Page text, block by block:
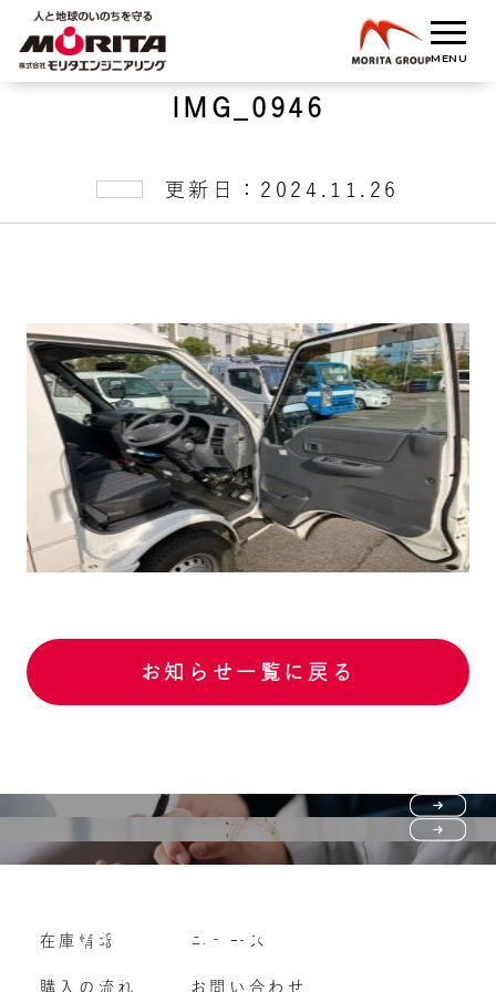
IMG_0946
更新日：2024.11.26
お知らせ一覧に戻る
購入の流れ
よくいただくご質問
Vehicle purchase
車両買い取り
在庫情報
購入の流れ
ニュース
お問い合わせ